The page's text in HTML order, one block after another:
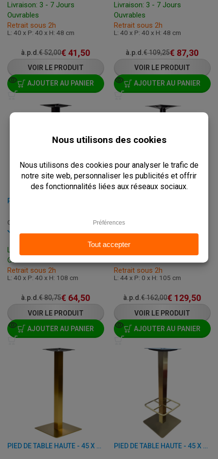
Livraison: 3 - 7 Jours
Ouvrables
Retrait sous 2h
L: 40 x P: 40 x H: 48 cm
à.p.d.€52,00€ 41,50
VOIR LE PRODUIT
AJOUTER AU PANIER
Livraison: 3 - 7 Jours
Ouvrables
Retrait sous 2h
L: 40 x P: 40 x H: 48 cm
à.p.d.€109,25€ 87,30
VOIR LE PRODUIT
AJOUTER AU PANIER
C-339H
En stock
Livraison: 3 - 7 Jours
Ouvrables
Retrait sous 2h
L: 40 x P: 40 x H: 108 cm
à.p.d.€80,75€ 64,50
VOIR LE PRODUIT
AJOUTER AU PANIER
C-323/110
En stock
Livraison: 3 - 7 Jours
Retrait sous 2h
L: 44 x P: 0 x H: 105 cm
à.p.d.€162,00€ 129,50
VOIR LE PRODUIT
AJOUTER AU PANIER
PIED DE TABLE HAUTE - 45 X 45 X H 108 CM - ACIER INOXYDABLE ET FER PIED DE TABLE HAUTE - 45 X 45 X H 108 CM - ACIER INOXYDABLE ET FER